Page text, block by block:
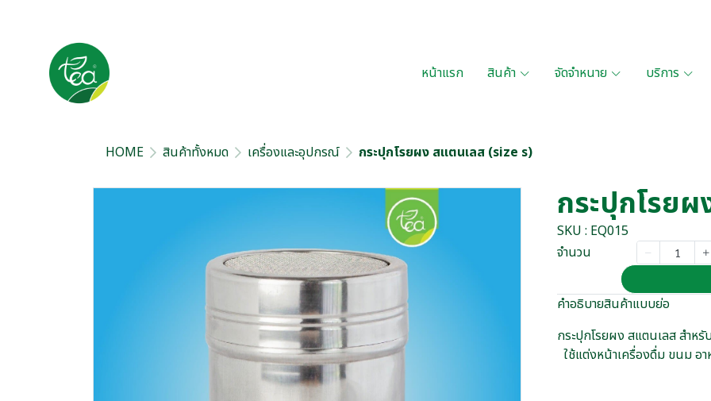
หน้าแรก สินค้า จัดจำหนาย บริการ
HOME สินค้าทั้งหมด เครื่องและอุปกรณ์ กระปุกโรยผง สแตนเลส (size s)
กระปุกโรย
SKU : EQ015
จำนวน
คำอธิบายสินค้าแบบย่อ
กระปุกโรยผง สแตนเลส สำหรั
ใช้แต่งหน้าเครื่องดื่ม ขนม อ